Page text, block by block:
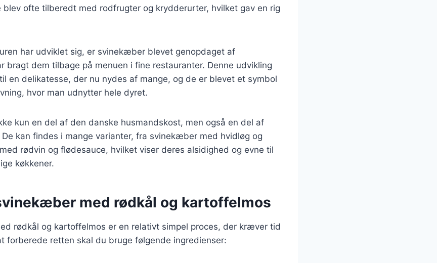
blev ofte tilberedt med rodfrugter og krydderurter, hvilket gav en rig
har udviklet sig, er svinekæber blevet genopdaget af
bragt dem tilbage på menuen i fine restauranter. Denne udvikling
en delikatesse, der nu nydes af mange, og de er blevet et symbol
hvor man udnytter hele dyret.
kun en del af den danske husmandskost, men også en del af
kan findes i mange varianter, fra svinekæber med hvidløg og
rødvin og flødesauce, hvilket viser deres alsidighed og evne til
køkkener.
med rødkål og kartoffelmos
rødkål og kartoffelmos er en relativt simpel proces, der kræver tid
forberede retten skal du bruge følgende ingredienser: